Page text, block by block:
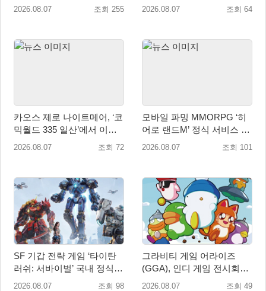
닝’ 9월 10일 론칭!
2026.08.07 조회 255
‘레전드 대회 라운드 7’ 개최!
2026.08.07 조회 64
카오스 제로 나이트메어, ‘코
믹월드 335 일산’에서 이용
자 소통 예고
2026.08.07 조회 72
모바일 파밍 MMORPG ‘히
어로 랜드M’ 정식 서비스 돌
입
2026.08.07 조회 101
SF 기갑 전략 게임 ‘타이탄
러쉬: 서바이벌’ 국내 정식
출시
2026.08.07 조회 98
그라비티 게임 어라이즈
(GGA), 인디 게임 전시회
‘도쿄 게임 던전 13’ 참가!
2026.08.07 조회 49